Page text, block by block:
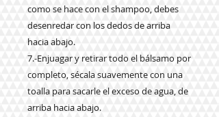
como se hace con el shampoo, debes
desenredar con los dedos de arriba
hacia abajo.
7.-Enjuagar y retirar todo el bálsamo por
completo, sécala suavemente con una
toalla para sacarle el exceso de agua, de
arriba hacia abajo.